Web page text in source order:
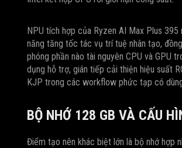
NPU tích hợp của Ryzen AI Max Plus 395
năng tăng tốc tác vụ trí tuệ nhân tạo,
phóng phần nào tài nguyên CPU và GPU
dụng hỗ trợ, gián tiếp cải thiện hiệu suất
KJP trong các workflow phức tạp có
BỘ NHỚ 128 GB VÀ CẤU
Điểm tạo nên khác biệt lớn là bộ nhớ hợp